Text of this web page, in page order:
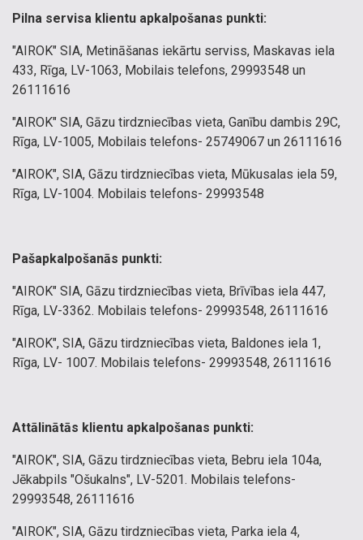
Pilna servisa klientu apkalpošanas punkti:
"AIROK" SIA, Metināšanas iekārtu serviss, Maskavas iela
433, Rīga, LV-1063, Mobilais telefons, 29993548 un
26111616
"AIROK" SIA, Gāzu tirdzniecības vieta, Ganību dambis 29C,
Rīga, LV-1005, Mobilais telefons- 25749067 un 26111616
"AIROK", SIA, Gāzu tirdzniecības vieta, Mūkusalas iela 59,
Rīga, LV-1004. Mobilais telefons- 29993548
Pašapkalpošanās punkti:
"AIROK" SIA, Gāzu tirdzniecības vieta, Brīvības iela 447,
Rīga, LV-3362. Mobilais telefons- 29993548, 26111616
"AIROK", SIA, Gāzu tirdzniecības vieta, Baldones iela 1,
Rīga, LV- 1007. Mobilais telefons- 29993548, 26111616
Attālinātās klientu apkalpošanas punkti:
"AIROK", SIA, Gāzu tirdzniecības vieta, Bebru iela 104a,
Jēkabpils "Ošukalns", LV-5201. Mobilais telefons-
29993548, 26111616
"AIROK", SIA, Gāzu tirdzniecības vieta, Parka iela 4,